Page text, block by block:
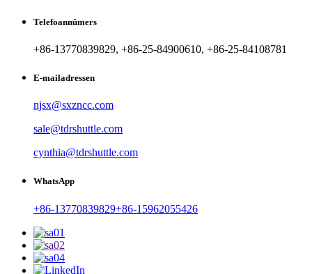
Telefoannûmers
+86-13770839829, +86-25-84900610, +86-25-84108781
E-mailadressen
njsx@sxzncc.com
sale@tdrshuttle.com
cynthia@tdrshuttle.com
WhatsApp
+86-13770839829+86-15962055426